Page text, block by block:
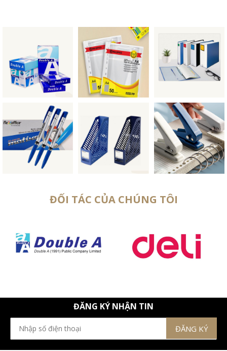
ĐỐI TÁC CỦA CHÚNG TÔI
ĐĂNG KÝ NHẬN TIN